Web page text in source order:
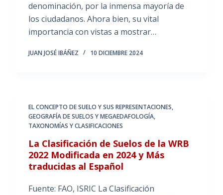
denominación, por la inmensa mayoría de
los ciudadanos. Ahora bien, su vital
importancia con vistas a mostrar…
JUAN JOSÉ IBÁÑEZ 10 DICIEMBRE 2024
EL CONCEPTO DE SUELO Y SUS REPRESENTACIONES,
GEOGRAFÍA DE SUELOS Y MEGAEDAFOLOGÍA,
TAXONOMÍAS Y CLASIFICACIONES
La Clasificación de Suelos de la WRB
2022 Modificada en 2024 y Más
traducidas al Español
Fuente: FAO, ISRIC La Clasificación